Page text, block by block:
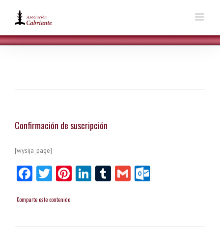
content
Confirmación de suscripción
[wysija_page]
Facebook
Twitter
Pinterest
LinkedIn
Tumblr
Gmail
Comparte este contenido